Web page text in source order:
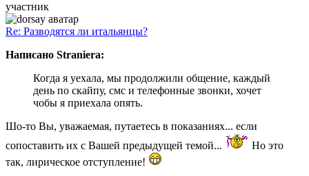
участник
Re: Разводятся ли итальянцы?
Написано Straniera:
Когда я уехала, мы продолжили общение, каждый
день по скайпу, смс и телефонные звонки, хочет
чобы я приехала опять.
Шо-то Вы, уважаемая, путаетесь в показаниях... если
сопоставить их с Вашей предыдущей темой...
Но это
так, лирическое отступление!